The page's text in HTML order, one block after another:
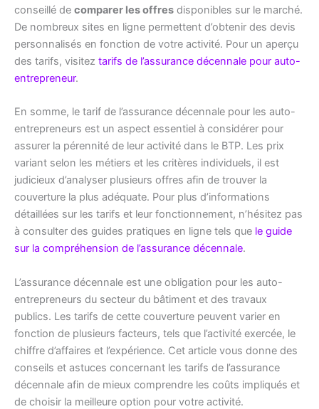
conseillé de comparer les offres disponibles sur le marché.
De nombreux sites en ligne permettent d’obtenir des devis
personnalisés en fonction de votre activité. Pour un aperçu
des tarifs, visitez tarifs de l’assurance décennale pour auto-
entrepreneur.
En somme, le tarif de l’assurance décennale pour les auto-
entrepreneurs est un aspect essentiel à considérer pour
assurer la pérennité de leur activité dans le BTP. Les prix
variant selon les métiers et les critères individuels, il est
judicieux d’analyser plusieurs offres afin de trouver la
couverture la plus adéquate. Pour plus d’informations
détaillées sur les tarifs et leur fonctionnement, n’hésitez pas
à consulter des guides pratiques en ligne tels que le guide
sur la compréhension de l’assurance décennale.
L’assurance décennale est une obligation pour les auto-
entrepreneurs du secteur du bâtiment et des travaux
publics. Les tarifs de cette couverture peuvent varier en
fonction de plusieurs facteurs, tels que l’activité exercée, le
chiffre d’affaires et l’expérience. Cet article vous donne des
conseils et astuces concernant les tarifs de l’assurance
décennale afin de mieux comprendre les coûts impliqués et
de choisir la meilleure option pour votre activité.